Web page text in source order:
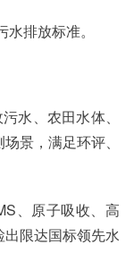
排放标准。
水、农田水体、
景，满足环评、
、原子吸收、高
限达国标领先水